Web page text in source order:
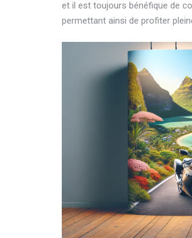
et il est toujours bénéfique de
permettant ainsi de profiter